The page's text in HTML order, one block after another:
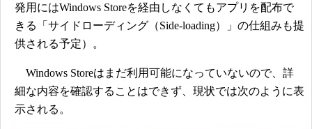
発用にはWindows Storeを経由しなくてもアプリを配布で
きる「サイドローディング（Side-loading）」の仕組みも提
供される予定）。
Windows Storeはまだ利用可能になっていないので、詳
細な内容を確認することはできず、現状では次のように表
示される。